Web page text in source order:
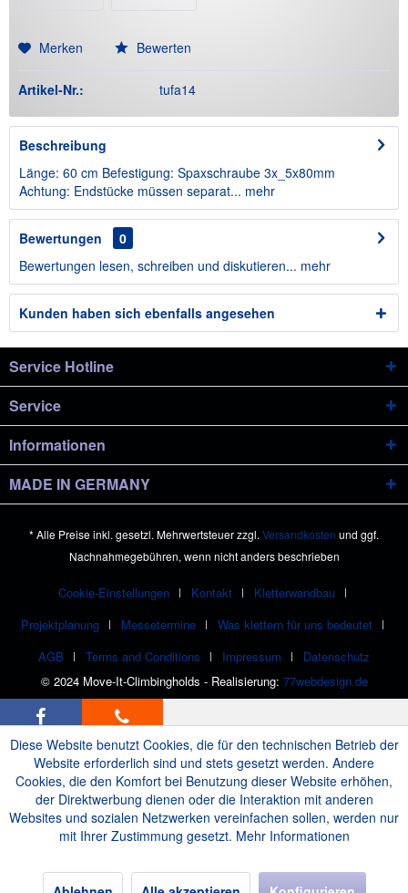
Merken
Bewerten
Artikel-Nr.: tufa14
Beschreibung
Länge: 60 cm Befestigung: Spaxschraube 3x_5x80mm
Achtung: Endstücke müssen separat... mehr
Bewertungen
0
Bewertungen lesen, schreiben und diskutieren... mehr
Kunden haben sich ebenfalls angesehen
Service Hotline
Service
Informationen
MADE IN GERMANY
* Alle Preise inkl. gesetzl. Mehrwertsteuer zzgl. Versandkosten und ggf.
Nachnahmegebühren, wenn nicht anders beschrieben
Cookie-Einstellungen Kontakt
Kletterwandbau
Projektplanung
Messetermine
Was klettern für uns bedeutet
AGB
Terms and Conditions Impressum
Datenschutz
© 2024 Move-It-Climbingholds - Realisierung: 77webdesign.de
Diese Website benutzt Cookies, die für den technischen Betrieb der
Website erforderlich sind und stets gesetzt werden. Andere
Cookies, die den Komfort bei Benutzung dieser Website erhöhen,
der Direktwerbung dienen oder die Interaktion mit anderen
Websites und sozialen Netzwerken vereinfachen sollen, werden nur
mit Ihrer Zustimmung gesetzt. Mehr Informationen